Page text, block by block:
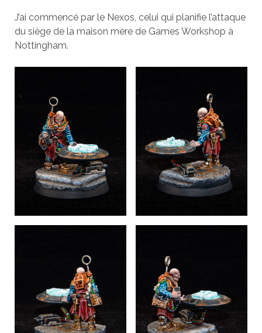
J’ai commencé par le Nexos, celui qui planifie l’attaque
du siège de la maison mère de Games Workshop à
Nottingham.